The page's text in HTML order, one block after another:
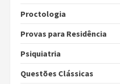
Proctologia
Provas para Residência
Psiquiatria
Questões Clássicas